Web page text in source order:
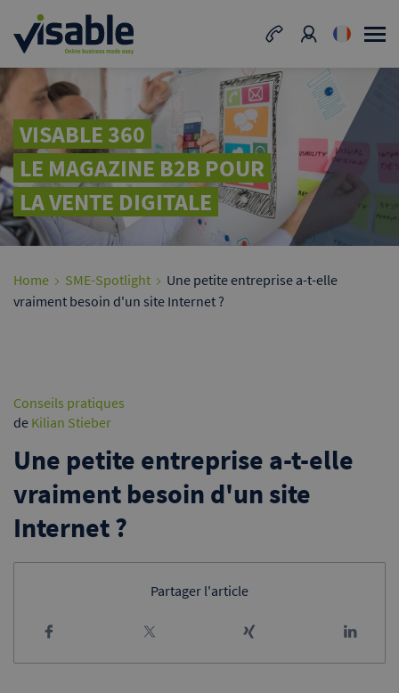
VISABLE 360
LE MAGAZINE B2B POUR
LA VENTE DIGITALE
Home SME-Spotlight
Une petite entreprise a-t-elle
vraiment besoin d'un site Internet ?
Conseils pratiques
de Kilian Stieber
Une petite entreprise a-t-elle
vraiment besoin d'un site
Internet ?
Partager l'article